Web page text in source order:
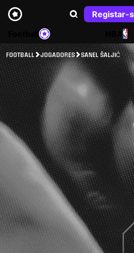
Registar-
NBA
FOOTBALL JOGADORES SANEL ŠALJIĆ